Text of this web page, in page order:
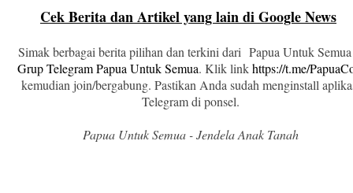
Cek Berita dan Artikel yang lain di Google News
Simak berbagai berita pilihan dan terkini dari Papua Untuk
Grup Telegram Papua Untuk Semua. Klik linkhttps://t.me/
kemudian join/bergabung. Pastikan Anda sudah menginstall
Telegram di ponsel.
Papua Untuk Semua - Jendela Anak Tanah